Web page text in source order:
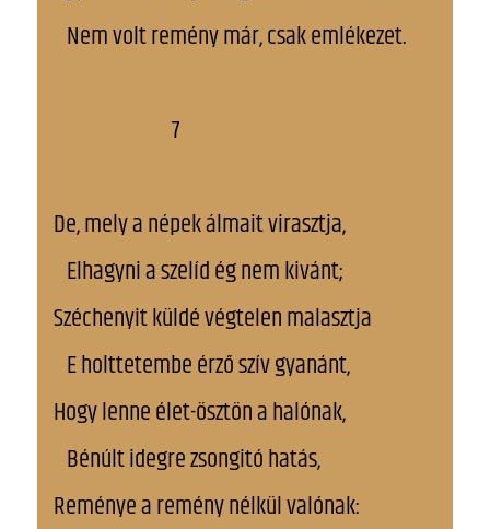
Nem volt remény már, csak emlékezet.
7
De, mely a népek álmait virasztja,
Elhagyni a szelíd ég nem kivánt;
Széchenyit küldé végtelen malasztja
E holttetembe érző szív gyanánt,
Hogy lenne élet-ösztön a halónak,
Bénúlt idegre zsongitó hatás,
Reménye a remény nélkül valónak: